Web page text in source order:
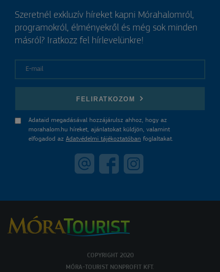
Szeretnél exkluzív híreket kapni Mórahalomról,
programokról, élményekről és még sok minden
másról? Iratkozz fel hírlevelünkre!
FELIRATKOZOM
Adataid megadásával hozzájárulsz ahhoz, hogy az
morahalom.hu híreket, ajánlatokat küldjön, valamint
elfogadod az Adatvédelmi tájékoztatóban foglaltakat.
COPYRIGHT 2020
MÓRA-TOURIST NONPROFIT KFT.